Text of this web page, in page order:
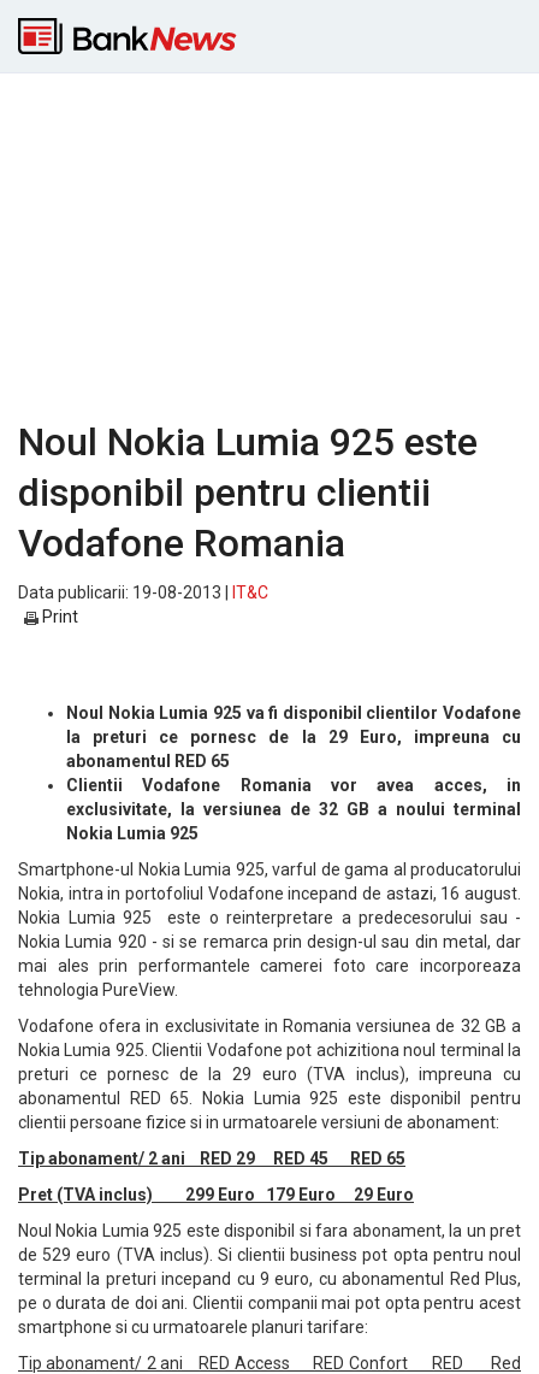
Noul Nokia Lumia 925 este
disponibil pentru clientii
Vodafone Romania
Data publicarii: 19-08-2013 |
IT&C
Print
Noul Nokia Lumia 925 va fi disponibil clientilor Vodafone
la preturi ce pornesc de la 29 Euro, impreuna cu
abonamentul RED 65
Clientii Vodafone Romania vor avea acces, in
exclusivitate, la versiunea de 32 GB a noului terminal
Nokia Lumia 925
Smartphone-ul Nokia Lumia 925, varful de gama al producatorului
Nokia, intra in portofoliul Vodafone incepand de astazi, 16 august.
Nokia Lumia 925 este o reinterpretare a predecesorului sau -
Nokia Lumia 920 - si se remarca prin design-ul sau din metal, dar
mai ales prin performantele camerei foto care incorporeaza
tehnologia PureView.
Vodafone ofera in exclusivitate in Romania versiunea de 32 GB a
Nokia Lumia 925. Clientii Vodafone pot achizitiona noul terminal la
preturi ce pornesc de la 29 euro (TVA inclus), impreuna cu
abonamentul RED 65. Nokia Lumia 925 este disponibil pentru
clientii persoane fizice si in urmatoarele versiuni de abonament:
Tip abonament/ 2 ani RED 29 RED 45 RED 65
Pret (TVA inclus) 299 Euro 179 Euro 29 Euro
Noul Nokia Lumia 925 este disponibil si fara abonament, la un pret
de 529 euro (TVA inclus). Si clientii business pot opta pentru noul
terminal la preturi incepand cu 9 euro, cu abonamentul Red Plus,
pe o durata de doi ani. Clientii companii mai pot opta pentru acest
smartphone si cu urmatoarele planuri tarifare:
Tip abonament/ 2 ani RED Access RED Confort RED Red